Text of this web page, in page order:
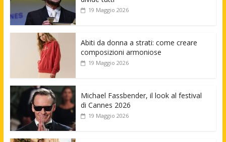
19 Maggio 2026
Abiti da donna a strati: come creare
composizioni armoniose
19 Maggio 2026
Michael Fassbender, il look al festival
di Cannes 2026
19 Maggio 2026